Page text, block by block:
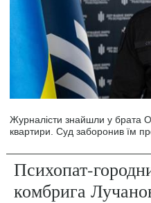
Журналісти знайшли у брата
квартири. Суд заборонив їм
Психопат-
комбрига